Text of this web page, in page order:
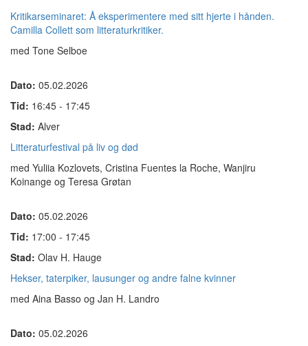
Kritikarseminaret: Å eksperimentere med sitt hjerte i hånden.
Camilla Collett som litteraturkritiker.
med Tone Selboe
Dato: 05.02.2026
Tid: 16:45 - 17:45
Stad: Alver
Litteraturfestival på liv og død
med Yuliia Kozlovets, Cristina Fuentes la Roche, Wanjiru
Koinange og Teresa Grøtan
Dato: 05.02.2026
Tid: 17:00 - 17:45
Stad: Olav H. Hauge
Hekser, taterpiker, lausunger og andre falne kvinner
med Aina Basso og Jan H. Landro
Dato: 05.02.2026